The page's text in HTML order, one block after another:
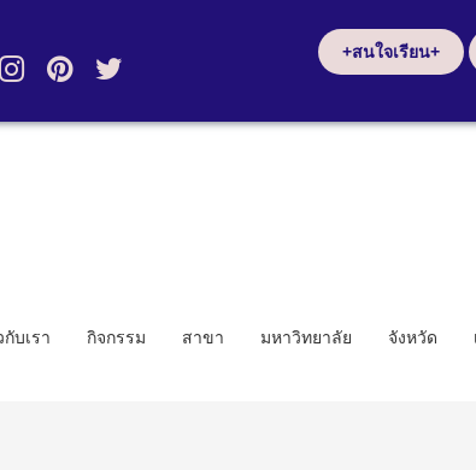
+สนใจเรียน+
กับเรา กิจกรรม สาขา มหาวิทยาลัย จังหวัด